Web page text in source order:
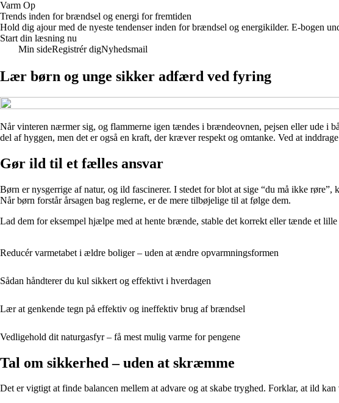
Varm Op
Trends inden for brændsel og energi for fremtiden
Hold dig ajour med de nyeste tendenser inden for brændsel og energikilder. E-bogen
Start din læsning nu
Min sideRegistrér digNyhedsmail
Lær børn og unge sikker adfærd ved fyring
Når vinteren nærmer sig, og flammerne igen tændes i brændeovnen, pejsen eller ude i
del af hyggen, men det er også en kraft, der kræver respekt og omtanke. Ved at
Gør ild til et fælles ansvar
Børn er nysgerrige af natur, og ild fascinerer. I stedet for blot at sige “du må ikke
Når børn forstår årsagen bag reglerne, er de mere tilbøjelige til at følge dem.
Lad dem for eksempel hjælpe med at hente brænde, stable det korrekt eller tænde et
Reducér varmetabet i ældre boliger – uden at ændre opvarmningsformen
Sådan håndterer du kul sikkert og effektivt i hverdagen
Lær at genkende tegn på effektiv og ineffektiv brug af brændsel
Vedligehold dit naturgasfyr – få mest mulig varme for pengene
Tal om sikkerhed – uden at skræmme
Det er vigtigt at finde balancen mellem at advare og at skabe tryghed. Forklar, at ild